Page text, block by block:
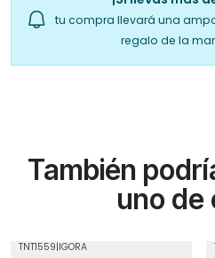
tu compra llevará una
regalo de la
También
uno de
TNT1559|IGORA